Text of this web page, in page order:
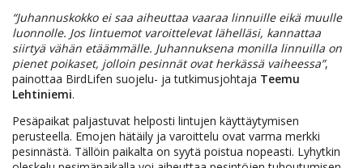
“Juhannuskokko ei saa aiheuttaa vaaraa linnuille eikä muulle
luonnolle. Jos lintuemot varoittelevat lähelläsi, kannattaa
siirtyä vähän etäämmälle. Juhannuksena monilla linnuilla on
pienet poikaset, jolloin pesinnät ovat herkässä vaiheessa”,
painottaa BirdLifen suojelu- ja tutkimusjohtaja Teemu
Lehtiniemi.
Pesäpaikat paljastuvat helposti lintujen käyttäytymisen
perusteella. Emojen hätäily ja varoittelu ovat varma merkki
pesinnästä. Tällöin paikalta on syytä poistua nopeasti. Lyhytkin